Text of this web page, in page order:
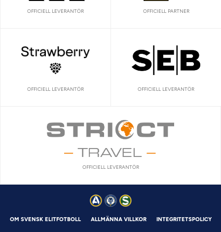
OFFICIELL LEVERANTÖR OFFICIELL PARTNER
OFFICIELL LEVERANTÖR OFFICIELL LEVERANTÖR
OFFICIELL LEVERANTÖR
OM SVENSK ELITFOTBOLL ALLMÄNNA VILLKOR INTEGRITETSPOLICY